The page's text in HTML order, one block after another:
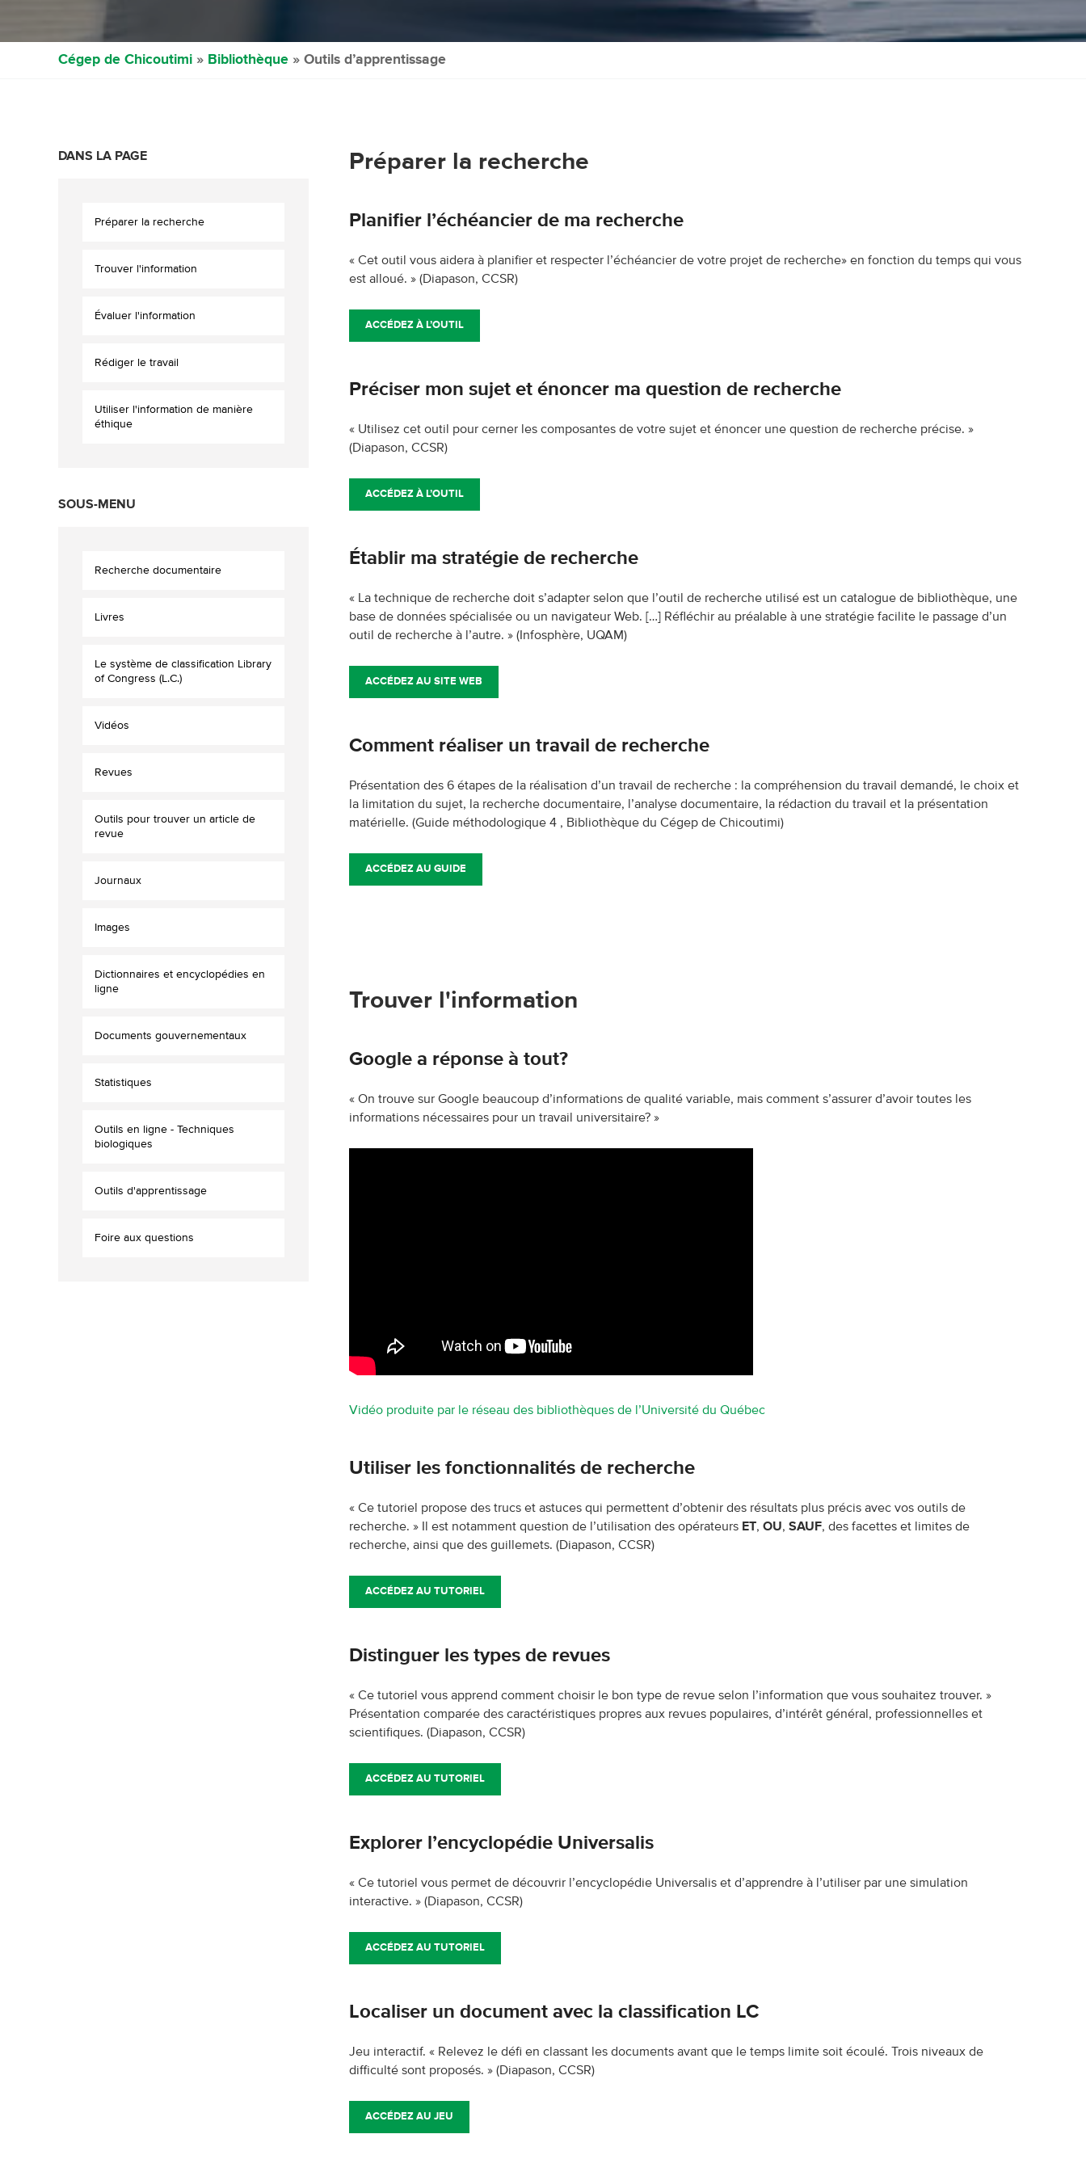
Cégep de Chicoutimi » Bibliothèque » Outils d’apprentissage
DANS LA PAGE
Préparer la recherche
Trouver l'information
Évaluer l'information
Rédiger le travail
Utiliser l'information de manière
éthique
SOUS-MENU
Recherche documentaire
Livres
Le système de classification Library
of Congress (L.C.)
Vidéos
Revues
Outils pour trouver un article de
revue
Journaux
Images
Dictionnaires et encyclopédies en
ligne
Documents gouvernementaux
Statistiques
Outils en ligne - Techniques
biologiques
Outils d'apprentissage
Foire aux questions
Préparer la recherche
Planifier l’échéancier de ma recherche
« Cet outil vous aidera à planifier et respecter l’échéancier de votre projet de recherche» en fonction du temps qui vous
est alloué. » (Diapason, CCSR)
ACCÉDEZ À L’OUTIL
Préciser mon sujet et énoncer ma question de recherche
« Utilisez cet outil pour cerner les composantes de votre sujet et énoncer une question de recherche précise. »
(Diapason, CCSR)
ACCÉDEZ À L’OUTIL
Établir ma stratégie de recherche
« La technique de recherche doit s’adapter selon que l’outil de recherche utilisé est un catalogue de bibliothèque, une
base de données spécialisée ou un navigateur Web. […] Réfléchir au préalable à une stratégie facilite le passage d’un
outil de recherche à l’autre. » (Infosphère, UQAM)
ACCÉDEZ AU SITE WEB
Comment réaliser un travail de recherche
Présentation des 6 étapes de la réalisation d’un travail de recherche : la compréhension du travail demandé, le choix et
la limitation du sujet, la recherche documentaire, l’analyse documentaire, la rédaction du travail et la présentation
matérielle. (Guide méthodologique 4 , Bibliothèque du Cégep de Chicoutimi)
ACCÉDEZ AU GUIDE
Trouver l'information
Google a réponse à tout?
« On trouve sur Google beaucoup d’informations de qualité variable, mais comment s’assurer d’avoir toutes les
informations nécessaires pour un travail universitaire? »
Vidéo produite par le réseau des bibliothèques de l’Université du Québec
Utiliser les fonctionnalités de recherche
« Ce tutoriel propose des trucs et astuces qui permettent d’obtenir des résultats plus précis avec vos outils de
recherche. » Il est notamment question de l’utilisation des opérateurs ET, OU, SAUF, des facettes et limites de
recherche, ainsi que des guillemets. (Diapason, CCSR)
ACCÉDEZ AU TUTORIEL
Distinguer les types de revues
« Ce tutoriel vous apprend comment choisir le bon type de revue selon l’information que vous souhaitez trouver. »
Présentation comparée des caractéristiques propres aux revues populaires, d’intérêt général, professionnelles et
scientifiques. (Diapason, CCSR)
ACCÉDEZ AU TUTORIEL
Explorer l’encyclopédie Universalis
« Ce tutoriel vous permet de découvrir l’encyclopédie Universalis et d’apprendre à l’utiliser par une simulation
interactive. » (Diapason, CCSR)
ACCÉDEZ AU TUTORIEL
Localiser un document avec la classification LC
Jeu interactif. « Relevez le défi en classant les documents avant que le temps limite soit écoulé. Trois niveaux de
difficulté sont proposés. » (Diapason, CCSR)
ACCÉDEZ AU JEU